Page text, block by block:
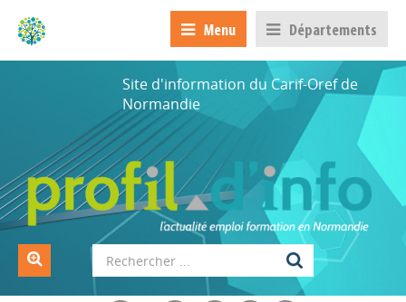
Menu Départements
Site d'information du Carif-Oref de
Normandie